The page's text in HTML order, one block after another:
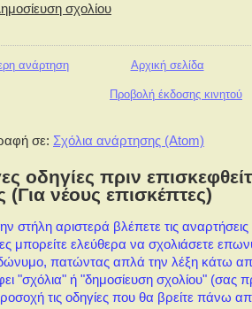
σχολίου
ανάρτηση Αρχική σελίδα
Προβολή έκδοσης κινητού
σε: Σχόλια ανάρτησης (Atom)
οδηγίες πριν
(Για νέους επισκέπτες)
στήλη αριστερά βλέπετε τις αναρτήσεις
μπορείτε ελεύθερα να σχολιάσετε
πατώντας απλά την λέξη κάτω
"σχόλια" ή "δημοσίευση σχολίου" (σας
τις οδηγίες που θα βρείτε πάνω